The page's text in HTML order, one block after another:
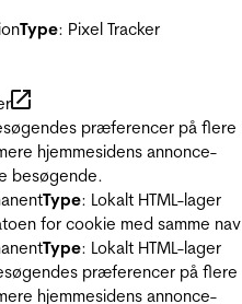
Type: Pixel Tracker
præferencer på flere
hjemmesidens annonce-
besøgende.
Type: Lokalt HTML-lager
for cookie med samme
Type: Lokalt HTML-lager
præferencer på flere
hjemmesidens annonce-